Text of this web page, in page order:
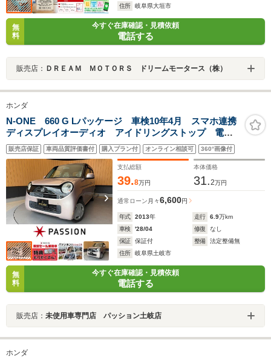
住所
岐阜県大垣市
無
料
今すぐ在庫確認・見積依頼
電話する
販売店： ＤＲＥＡＭ ＭＯＴＯＲＳ ドリームモータース（株）
ホンダ
N-ONE 660 G Lパッケージ 車検10年4月 スマホ連携
ディスプレイオーディオ アイドリングストップ 電動
格納ドアミラー ディスチャージヘッドライト バック
カメラ 横滑り防止機能 スマートキー オートエアコ
ン パワーウインドウ
販売店保証 車両品質評価書付 購入プラン付 オンライン相談可 360°画像付
支払総額
39.8万円
本体価格
31.2万円
通常ローン 月々6,600円
年式 2013年 走行 6.9万km
車検
'28/04 修復
なし
保証
保証付 整備
法定整備無
住所
岐阜県土岐市
無
料
今すぐ在庫確認・見積依頼
電話する
販売店： 未使用車専門店 パッション土岐店
ホンダ